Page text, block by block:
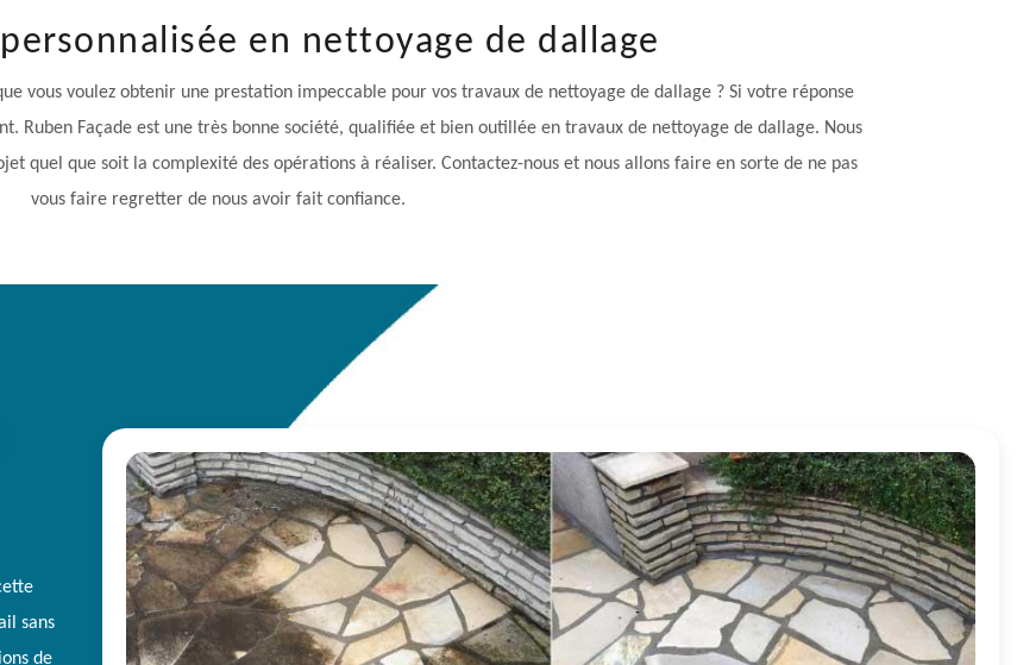
en nettoyage de dallage
vous voulez obtenir une prestation impeccable pour vos travaux de nettoyage de dallage ? Si votre réponse
Ruben Façade est une très bonne société, qualifiée et bien outillée en travaux de nettoyage de dallage. Nous
quel que soit la complexité des opérations à réaliser. Contactez-nous et nous allons faire en sorte de ne pas
vous faire regretter de nous avoir fait confiance.
sans
de